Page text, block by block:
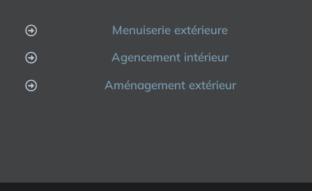
Menuiserie extérieure
Agencement intérieur
Aménagement extérieur